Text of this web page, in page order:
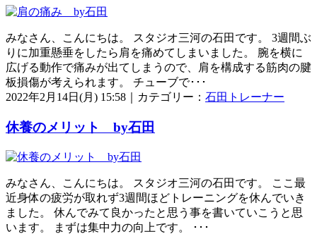
みなさん、こんにちは。 スタジオ三河の石田です。 3週間ぶ
りに加重懸垂をしたら肩を痛めてしまいました。 腕を横に
広げる動作で痛みが出てしまうので、肩を構成する筋肉の腱
板損傷が考えられます。 チューブで･･･
2022年2月14日(月) 15:58｜カテゴリー： 石田トレーナー
休養のメリット by石田
みなさん、こんにちは。 スタジオ三河の石田です。 ここ最
近身体の疲労が取れず3週間ほどトレーニングを休んでいき
ました。 休んでみて良かったと思う事を書いていこうと思
います。 まずは集中力の向上です。 ･･･